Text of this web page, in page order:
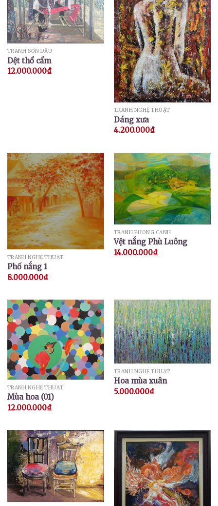
TRANH SƠN DẦU
Dệt thổ cẩm
12.000.000₫
TRANH NGHỆ THUẬT
Dáng xưa
4.200.000₫
TRANH NGHỆ THUẬT
Phố nắng 1
8.000.000₫
TRANH PHONG CẢNH
Vệt nắng Phù Luông
14.000.000₫
TRANH NGHỆ THUẬT
Mùa hoa (01)
12.000.000₫
TRANH NGHỆ THUẬT
Hoa mùa xuân
5.000.000₫